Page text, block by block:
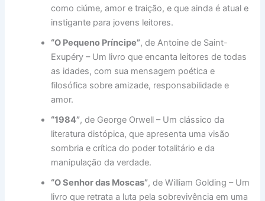
como ciúme, amor e traição, e que ainda é atual e
instigante para jovens leitores.
“O Pequeno Príncipe”, de Antoine de Saint-
Exupéry – Um livro que encanta leitores de todas
as idades, com sua mensagem poética e
filosófica sobre amizade, responsabilidade e
amor.
“1984”, de George Orwell – Um clássico da
literatura distópica, que apresenta uma visão
sombria e crítica do poder totalitário e da
manipulação da verdade.
“O Senhor das Moscas”, de William Golding – Um
livro que retrata a luta pela sobrevivência em uma